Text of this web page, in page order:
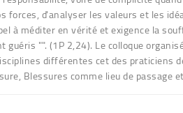
d'analyser les valeurs et les
à méditer en vérité et exigence la
"". (1P 2,24). Le colloque
différentes cet des
Blessures comme lieu de passage